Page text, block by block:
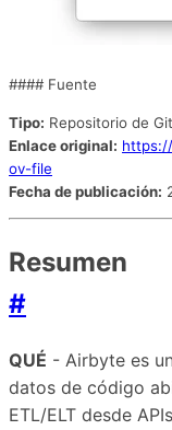
#### Fuente
Tipo: Repositorio de
Enlace original:
ov-file
Fecha de publicación:
Resumen
#
QUÉ - Airbyte es
datos de código
ETL/ELT desde